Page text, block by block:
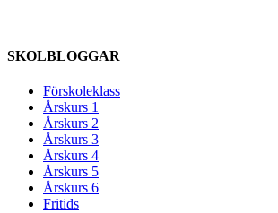
SKOLBLOGGAR
Förskoleklass
Årskurs 1
Årskurs 2
Årskurs 3
Årskurs 4
Årskurs 5
Årskurs 6
Fritids